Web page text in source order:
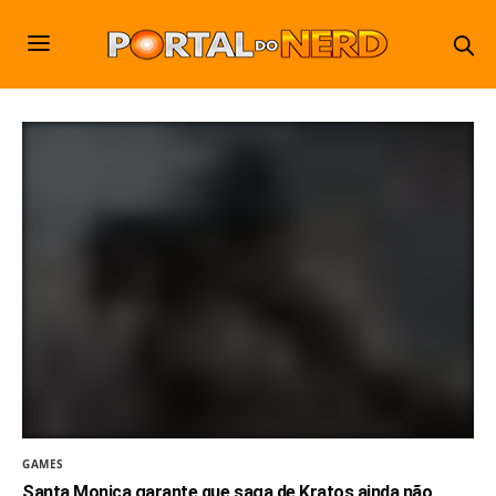
GAMES
Santa Monica garante que saga de Kratos ainda não